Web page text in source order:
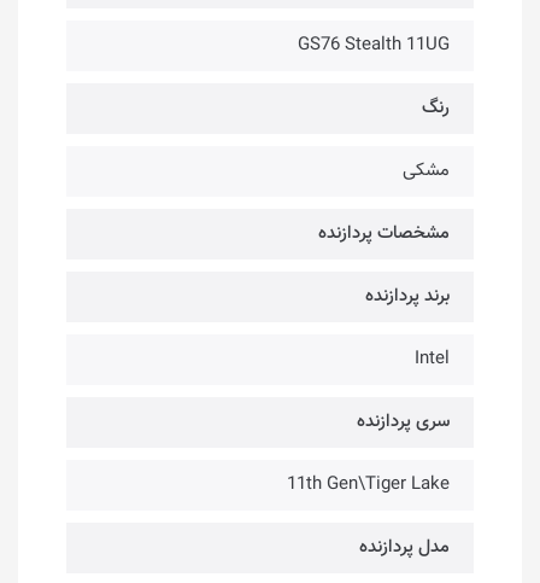
GS76 Stealth 11UG
رنگ
مشکی
مشخصات پردازنده
برند پردازنده
Intel
سری پردازنده
11th Gen\Tiger Lake
مدل پردازنده